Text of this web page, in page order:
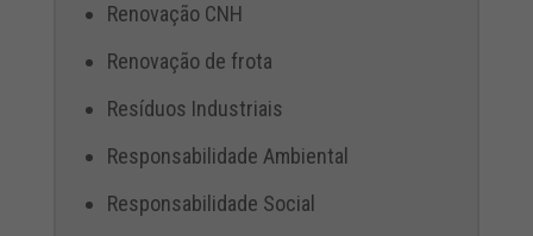
Renovação CNH
Renovação de frota
Resíduos Industriais
Responsabilidade Ambiental
Responsabilidade Social